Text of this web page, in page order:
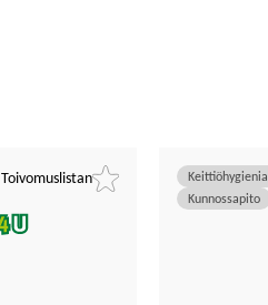
Toivomuslistan
Keittiöhygienia
Kunnossapito